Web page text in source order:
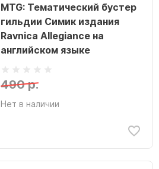
MTG: Тематический бустер
гильдии Симик издания
Ravnica Allegiance на
английском языке
490 р.
Нет в наличии